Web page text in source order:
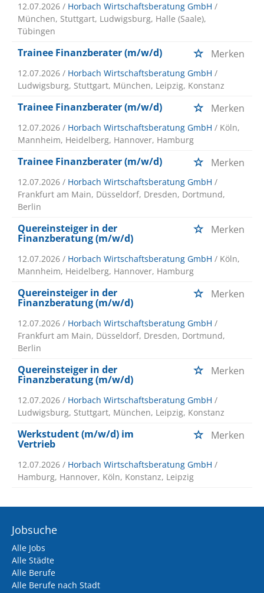
12.07.2026 / Horbach Wirtschaftsberatung GmbH /
München, Stuttgart, Ludwigsburg, Halle (Saale),
Tübingen
Trainee Finanzberater (m/w/d) Merken
12.07.2026 / Horbach Wirtschaftsberatung GmbH /
Ludwigsburg, Stuttgart, München, Leipzig, Konstanz
Trainee Finanzberater (m/w/d) Merken
12.07.2026 / Horbach Wirtschaftsberatung GmbH / Köln,
Mannheim, Heidelberg, Hannover, Hamburg
Trainee Finanzberater (m/w/d) Merken
12.07.2026 / Horbach Wirtschaftsberatung GmbH /
Frankfurt am Main, Düsseldorf, Dresden, Dortmund,
Berlin
Quereinsteiger in der
Finanzberatung (m/w/d)
Merken
12.07.2026 / Horbach Wirtschaftsberatung GmbH / Köln,
Mannheim, Heidelberg, Hannover, Hamburg
Quereinsteiger in der
Finanzberatung (m/w/d)
Merken
12.07.2026 / Horbach Wirtschaftsberatung GmbH /
Frankfurt am Main, Düsseldorf, Dresden, Dortmund,
Berlin
Quereinsteiger in der
Finanzberatung (m/w/d)
Merken
12.07.2026 / Horbach Wirtschaftsberatung GmbH /
Ludwigsburg, Stuttgart, München, Leipzig, Konstanz
Werkstudent (m/w/d) im
Vertrieb
Merken
12.07.2026 / Horbach Wirtschaftsberatung GmbH /
Hamburg, Hannover, Köln, Konstanz, Leipzig
Jobsuche
Alle Jobs
Alle Städte
Alle Berufe
Alle Berufe nach Stadt